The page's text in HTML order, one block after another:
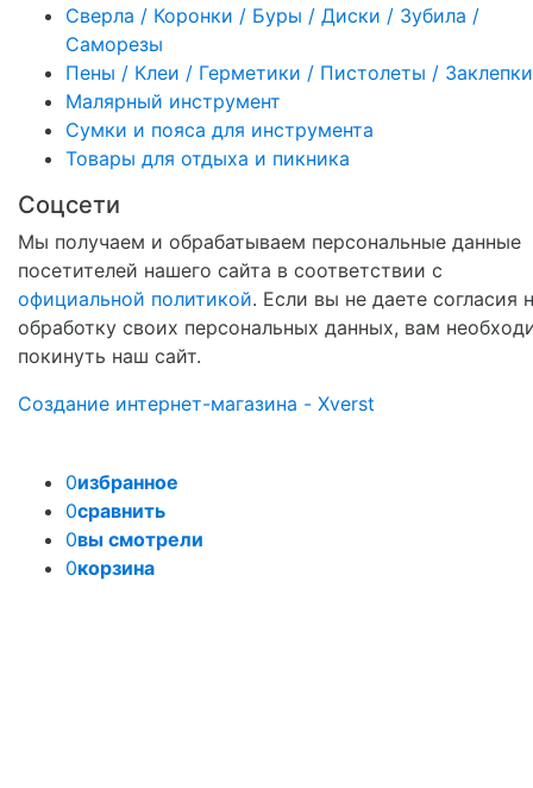
Сверла / Коронки / Буры / Диски / Зубила /
Саморезы
Пены / Клеи / Герметики / Пистолеты / Заклепки
Малярный инструмент
Сумки и пояса для инструмента
Товары для отдыха и пикника
Соцсети
Мы получаем и обрабатываем персональные данные
посетителей нашего сайта в соответствии с
официальной политикой. Если вы не даете согласия
обработку своих персональных данных, вам
покинуть наш сайт.
Создание интернет-магазина - Xverst
0избранное
0сравнить
0вы смотрели
0корзина